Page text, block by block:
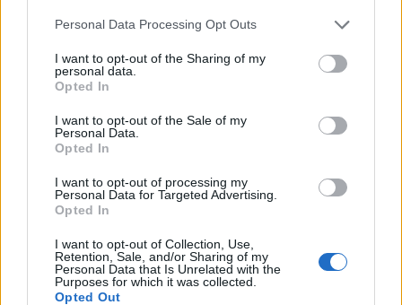
Personal Data Processing Opt Outs
I want to opt-out of the Sharing of my
personal data.
Opted In
I want to opt-out of the Sale of my
Personal Data.
Opted In
I want to opt-out of processing my
Personal Data for Targeted Advertising.
Opted In
I want to opt-out of Collection, Use,
Retention, Sale, and/or Sharing of my
Personal Data that Is Unrelated with the
Purposes for which it was collected.
Opted Out
DEIXA UNA RESPOSTA
Comentari: